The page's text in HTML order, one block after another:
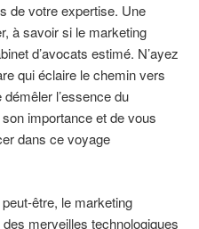
de votre expertise. Une
à savoir si le marketing
d’avocats estimé. N’ayez
qui éclaire le chemin vers
l’essence du
importance et de vous
dans ce voyage
être, le marketing
merveilles technologiques